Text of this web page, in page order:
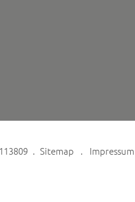
Sitemap Impressum